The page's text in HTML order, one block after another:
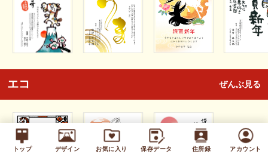
トップ デザイン お気に入り 保存データ 住所録 アカウント
エコ ぜんぶ見る